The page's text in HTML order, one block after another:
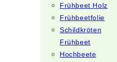
Frühbeet Holz
Frühbeetfolie
Schildkröten
Frühbeet
Hochbeete